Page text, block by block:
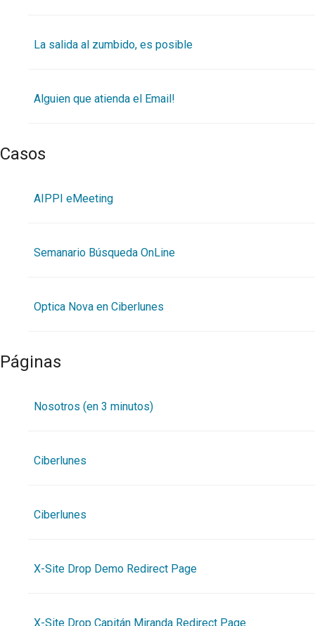
La salida al zumbido, es posible
Alguien que atienda el Email!
Casos
AIPPI eMeeting
Semanario Búsqueda OnLine
Optica Nova en Ciberlunes
Páginas
Nosotros (en 3 minutos)
Ciberlunes
Ciberlunes
X-Site Drop Demo Redirect Page
X-Site Drop Capitán Miranda Redirect Page